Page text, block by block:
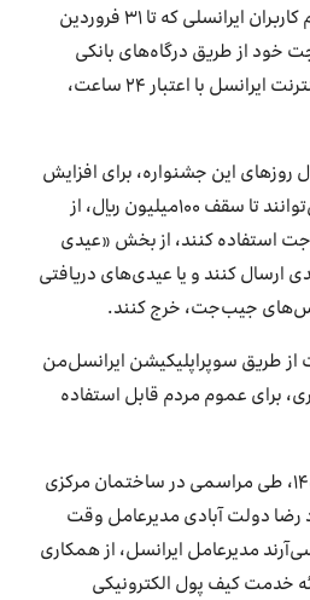
شرکت کنند. همچنین تمام کاربران ایرانسلی که تا ۳۱ فروردین
خود از طریق درگاه‌های بانکی
شارژ کنند، یک گیگابایت اینترنت ایرانسل با اعتبار ۲۴ ساعت،
روزهای این جشنواره، برای افزایش
شانس قرعه‌کشی خود، می‌توانند تا سقف ۱۰۰میلیون ریال، از
کنند، از بخش «عیدی
ارسال کنند و یا عیدی‌های دریافتی
جیب‌جت، خرج کنند.
طریق سوپراپلیکیشن ایرانسل‌من
برای عموم مردم قابل استفاده
پیش از این و در دی ماه ۱۴۰۲، طی مراسمی در ساختمان مرکزی
رضا دولت آبادی مدیرعامل وقت
مدیرعامل ایرانسل، از همکاری
خدمت کیف پول الکترونیکی